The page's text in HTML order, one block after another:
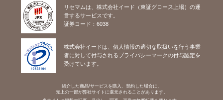
リセマムは、株式会社イード（東証グロース上場）の運
営するサービスです。
証券コード：6038
株式会社イードは、個人情報の適切な取扱いを行う事業
者に対して付与されるプライバシーマークの付与認定を
受けています。
紹介した商品/サービスを購入、契約した場合に、
売上の一部が弊社サイトに還元されることがあります。